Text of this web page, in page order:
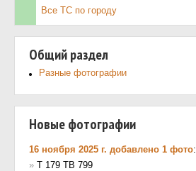
Все ТС по городу
Общий раздел
Разные фотографии
Новые фотографии
16 ноября 2025 г. добавлено 1 фото:
» Т 179 ТВ 799